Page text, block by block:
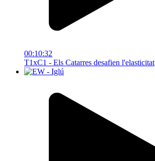
00:10:32
T1xC1 - Els Catarres desafien l'elasticitat